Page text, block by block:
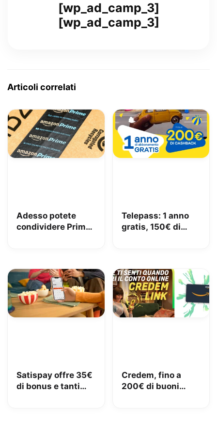
[wp_ad_camp_3]
[wp_ad_camp_3]
Articoli correlati
Adesso potete
condividere Prime
Telepass: 1 anno
gratis, 150€ di
Satispay offre 35€
di bonus e tanti
Credem, fino a
200€ di buoni